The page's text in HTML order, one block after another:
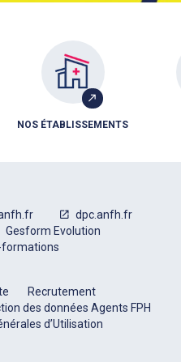
NOS ÉTABLISSEMENTS
dpc.anfh.fr
Gesform Evolution
Recrutement
des données Agents FPH
d’Utilisation